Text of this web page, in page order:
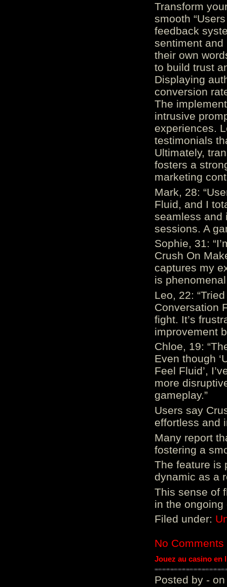
Transform
smooth
feedback
sentiment and
their own
to build trust
Displaying
conversion
The
intrusive
experiences.
testimonials
Ultimately,
fosters a
marketing
Mark, 28:
Fluid, and I
seamless and
sessions. A
Sophie, 31:
Crush On
captures my
is
Leo, 22:
Conversation
fight. It’s
improvement
Chloe, 19:
Even though
Feel Fluid’,
more
gameplay.”
Users say
effortless and
Many report
fostering a
The feature is
dynamic as a
This sense of
in the ongoing
Filed under:
No Comments
Jouez au casino en
Posted by - on